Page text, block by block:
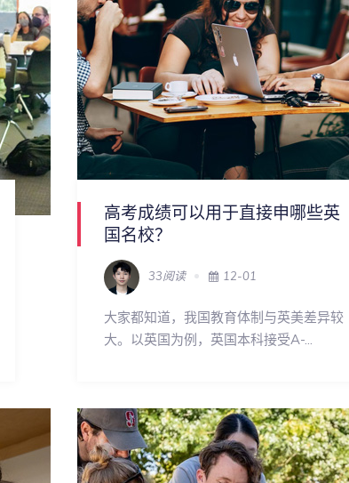
高考成绩可以用于直接申哪些英
国名校？
33阅读 12-01
大家都知道，我国教育体制与英美差异较
大。以英国为例，英国本科接受A-...